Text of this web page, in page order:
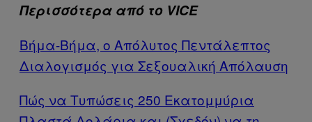
Περισσότερα από το VICE
Βήμα-Βήμα, ο Απόλυτος Πεντάλεπτος
Διαλογισμός για Σεξουαλική Απόλαυση
Πώς να Τυπώσεις 250 Εκατομμύρια